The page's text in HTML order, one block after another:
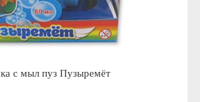
с мыл пуз Пузыремёт